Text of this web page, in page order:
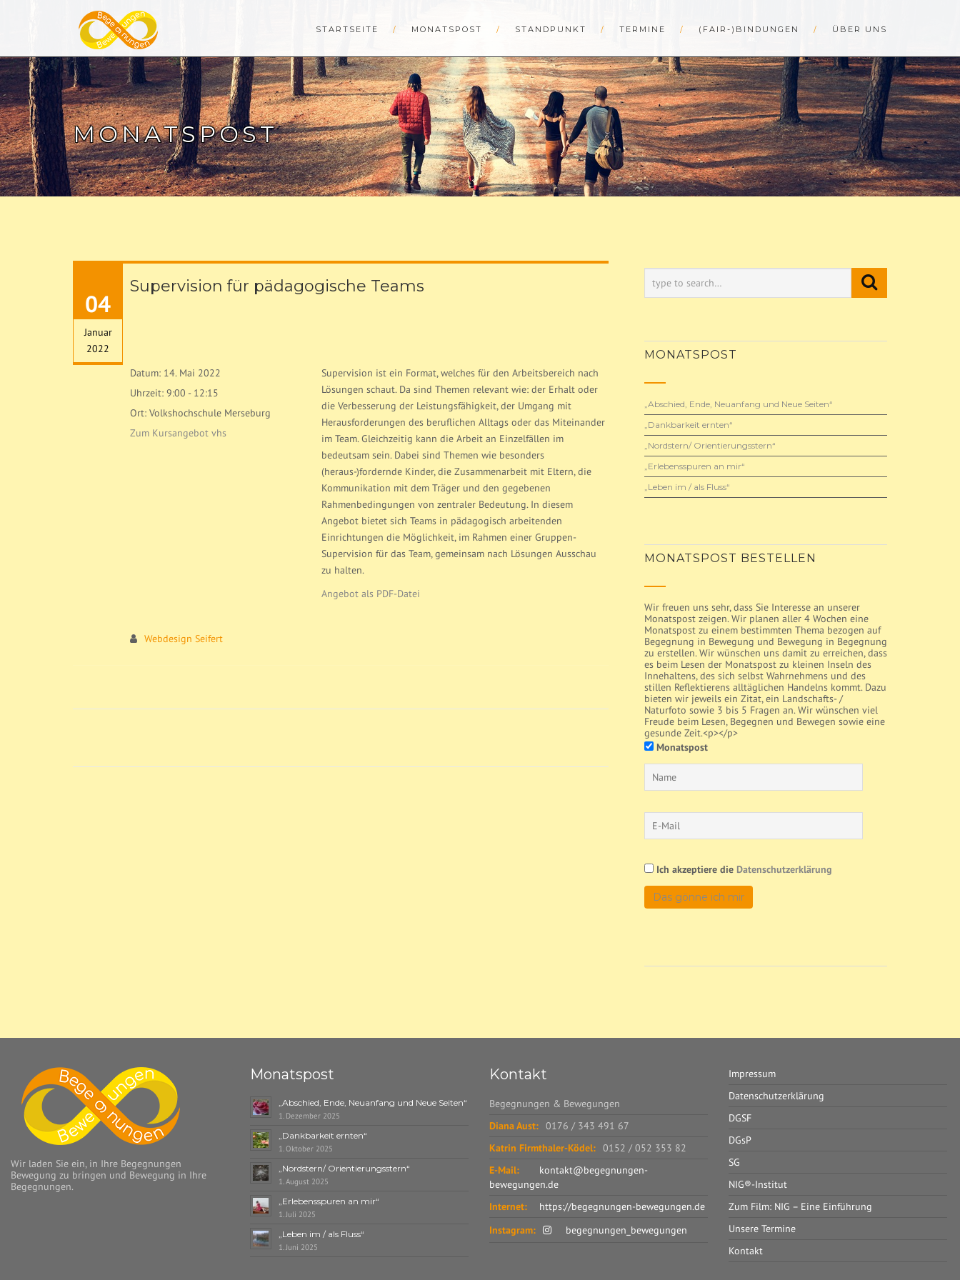
STARTSEITE MONATSPOST STANDPUNKT TERMINE (FAIR-)BINDUNGEN ÜBER UNS
MONATSPOST
04
Januar
2022
Supervision für pädagogische Teams
Datum: 14. Mai 2022
Uhrzeit: 9:00 - 12:15
Ort: Volkshochschule Merseburg
Zum Kursangebot vhs
Supervision ist ein Format, welches für den Arbeitsbereich nach
Lösungen schaut. Da sind Themen relevant wie: der Erhalt oder
die Verbesserung der Leistungsfähigkeit, der Umgang mit
Herausforderungen des beruflichen Alltags oder das Miteinander
im Team. Gleichzeitig kann die Arbeit an Einzelfällen im
bedeutsam sein. Dabei sind Themen wie besonders
(heraus-)fordernde Kinder, die Zusammenarbeit mit Eltern, die
Kommunikation mit dem Träger und den gegebenen
Rahmenbedingungen von zentraler Bedeutung. In diesem
Angebot bietet sich Teams in pädagogisch arbeitenden
Einrichtungen die Möglichkeit, im Rahmen einer Gruppen-
Supervision für das Team, gemeinsam nach Lösungen Ausschau
zu halten.
Angebot als PDF-Datei
Webdesign Seifert
MONATSPOST
„Abschied, Ende, Neuanfang und Neue Seiten“
„Dankbarkeit ernten“
„Nordstern/ Orientierungsstern“
„Erlebensspuren an mir“
„Leben im / als Fluss“
MONATSPOST BESTELLEN
Wir freuen uns sehr, dass Sie Interesse an unserer
Monatspost zeigen. Wir planen aller 4 Wochen eine
Monatspost zu einem bestimmten Thema bezogen auf
Begegnung in Bewegung und Bewegung in Begegnung
zu erstellen. Wir wünschen uns damit zu erreichen, dass
es beim Lesen der Monatspost zu kleinen Inseln des
Innehaltens, des sich selbst Wahrnehmens und des
stillen Reflektierens alltäglichen Handelns kommt. Dazu
bieten wir jeweils ein Zitat, ein Landschafts- /
Naturfoto sowie 3 bis 5 Fragen an. Wir wünschen viel
Freude beim Lesen, Begegnen und Bewegen sowie eine
gesunde Zeit.<p></p>
Monatspost
Ich akzeptiere die Datenschutzerklärung
Das gönne ich mir
Wir laden Sie ein, in Ihre Begegnungen
Bewegung zu bringen und Bewegung in Ihre
Begegnungen.
Monatspost
„Abschied, Ende, Neuanfang und Neue Seiten“
1. Dezember 2025
„Dankbarkeit ernten“
1. Oktober 2025
„Nordstern/ Orientierungsstern“
1. August 2025
„Erlebensspuren an mir“
1. Juli 2025
„Leben im / als Fluss“
1. Juni 2025
Kontakt
Begegnungen & Bewegungen
Diana Aust: 0176 / 343 491 67
Katrin Firmthaler-Ködel: 0152 / 052 353 82
E-Mail:
kontakt@begegnungen-
bewegungen.de
Internet:
https://begegnungen-bewegungen.de
Instagram:
begegnungen_bewegungen
Impressum
Datenschutzerklärung
DGSF
DGsP
SG
NIG®-Institut
Zum Film: NIG – Eine Einführung
Unsere Termine
Kontakt